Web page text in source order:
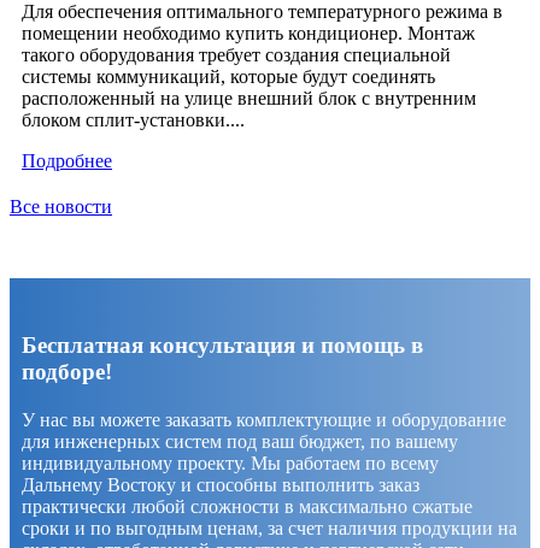
Для обеспечения оптимального температурного режима в
помещении необходимо купить кондиционер. Монтаж
такого оборудования требует создания специальной
системы коммуникаций, которые будут соединять
расположенный на улице внешний блок с внутренним
блоком сплит-установки....
Подробнее
Все новости
Бесплатная консультация и помощь в
подборе!
У нас вы можете заказать комплектующие и оборудование
для инженерных систем под ваш бюджет, по вашему
индивидуальному проекту. Мы работаем по всему
Дальнему Востоку и способны выполнить заказ
практически любой сложности в максимально сжатые
сроки и по выгодным ценам, за счет наличия продукции на